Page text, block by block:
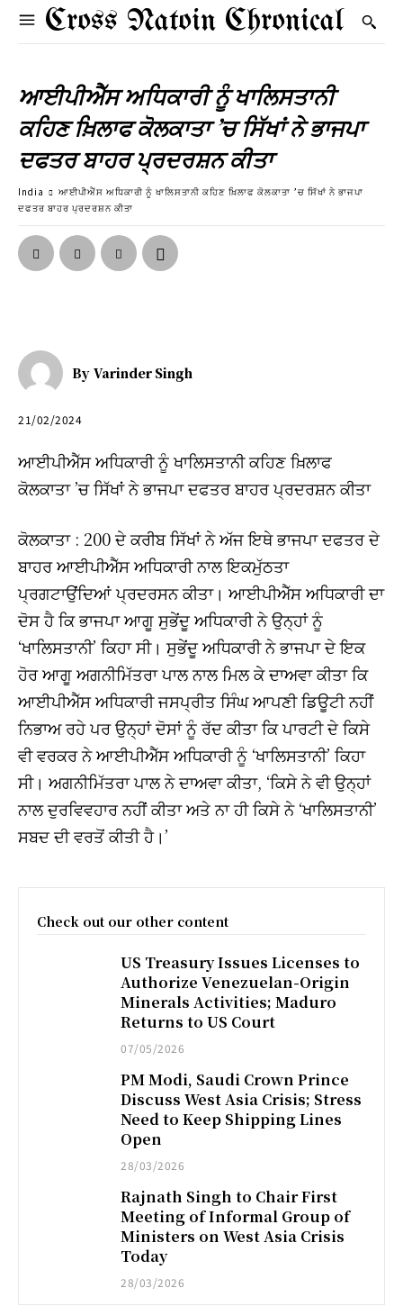
Cross Natoin Chronical
ਆਈਪੀਐੱਸ ਅਧਿਕਾਰੀ ਨੂੰ ਖਾਲਿਸਤਾਨੀ
ਕਹਿਣ ਖ਼ਿਲਾਫ ਕੋਲਕਾਤਾ ’ਚ ਸਿੱਖਾਂ ਨੇ ਭਾਜਪਾ
ਦਫਤਰ ਬਾਹਰ ਪ੍ਰਦਰਸ਼ਨ ਕੀਤਾ
India
ਆਈਪੀਐੱਸ ਅਧਿਕਾਰੀ ਨੂੰ ਖਾਲਿਸਤਾਨੀ ਕਹਿਣ ਖ਼ਿਲਾਫ ਕੋਲਕਾਤਾ ’ਚ ਸਿੱਖਾਂ ਨੇ ਭਾਜਪਾ
ਦਫਤਰ ਬਾਹਰ ਪ੍ਰਦਰਸ਼ਨ ਕੀਤਾ
By Varinder Singh
21/02/2024
ਆਈਪੀਐੱਸ ਅਧਿਕਾਰੀ ਨੂੰ ਖਾਲਿਸਤਾਨੀ ਕਹਿਣ ਖ਼ਿਲਾਫ
ਕੋਲਕਾਤਾ ’ਚ ਸਿੱਖਾਂ ਨੇ ਭਾਜਪਾ ਦਫਤਰ ਬਾਹਰ ਪ੍ਰਦਰਸ਼ਨ ਕੀਤਾ
ਕੋਲਕਾਤਾ : 200 ਦੇ ਕਰੀਬ ਸਿੱਖਾਂ ਨੇ ਅੱਜ ਇਥੇ ਭਾਜਪਾ ਦਫਤਰ ਦੇ
ਬਾਹਰ ਆਈਪੀਐੱਸ ਅਧਿਕਾਰੀ ਨਾਲ ਇਕਮੁੱਠਤਾ
ਪ੍ਰਗਟਾਉਂਦਿਆਂ ਪ੍ਰਦਰਸਨ ਕੀਤਾ। ਆਈਪੀਐੱਸ ਅਧਿਕਾਰੀ ਦਾ
ਦੋਸ ਹੈ ਕਿ ਭਾਜਪਾ ਆਗੂ ਸੁਭੇਂਦੂ ਅਧਿਕਾਰੀ ਨੇ ਉਨ੍ਹਾਂ ਨੂੰ
‘ਖਾਲਿਸਤਾਨੀ’ ਕਿਹਾ ਸੀ। ਸੁਭੇਂਦੂ ਅਧਿਕਾਰੀ ਨੇ ਭਾਜਪਾ ਦੇ ਇਕ
ਹੋਰ ਆਗੂ ਅਗਨੀਮਿੱਤਰਾ ਪਾਲ ਨਾਲ ਮਿਲ ਕੇ ਦਾਅਵਾ ਕੀਤਾ ਕਿ
ਆਈਪੀਐੱਸ ਅਧਿਕਾਰੀ ਜਸਪ੍ਰੀਤ ਸਿੰਘ ਆਪਣੀ ਡਿਊਟੀ ਨਹੀਂ
ਨਿਭਾਅ ਰਹੇ ਪਰ ਉਨ੍ਹਾਂ ਦੋਸਾਂ ਨੂੰ ਰੱਦ ਕੀਤਾ ਕਿ ਪਾਰਟੀ ਦੇ ਕਿਸੇ
ਵੀ ਵਰਕਰ ਨੇ ਆਈਪੀਐੱਸ ਅਧਿਕਾਰੀ ਨੂੰ ‘ਖਾਲਿਸਤਾਨੀ’ ਕਿਹਾ
ਸੀ। ਅਗਨੀਮਿੱਤਰਾ ਪਾਲ ਨੇ ਦਾਅਵਾ ਕੀਤਾ, ‘ਕਿਸੇ ਨੇ ਵੀ ਉਨ੍ਹਾਂ
ਨਾਲ ਦੁਰਵਿਵਹਾਰ ਨਹੀਂ ਕੀਤਾ ਅਤੇ ਨਾ ਹੀ ਕਿਸੇ ਨੇ ‘ਖਾਲਿਸਤਾਨੀ’
ਸਬਦ ਦੀ ਵਰਤੋਂ ਕੀਤੀ ਹੈ।’
Check out our other content
US Treasury Issues Licenses to
Authorize Venezuelan-Origin
Minerals Activities; Maduro
Returns to US Court
07/05/2026
PM Modi, Saudi Crown Prince
Discuss West Asia Crisis; Stress
Need to Keep Shipping Lines
Open
28/03/2026
Rajnath Singh to Chair First
Meeting of Informal Group of
Ministers on West Asia Crisis
Today
28/03/2026